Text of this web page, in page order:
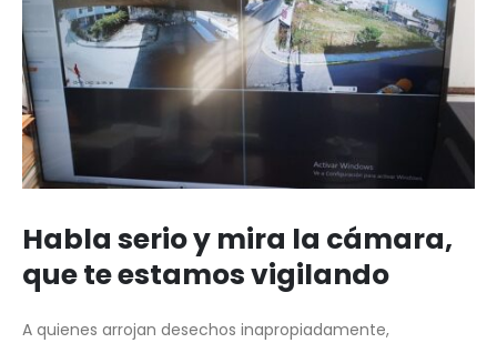
Habla serio y mira la cámara,
que te estamos vigilando
A quienes arrojan desechos inapropiadamente,